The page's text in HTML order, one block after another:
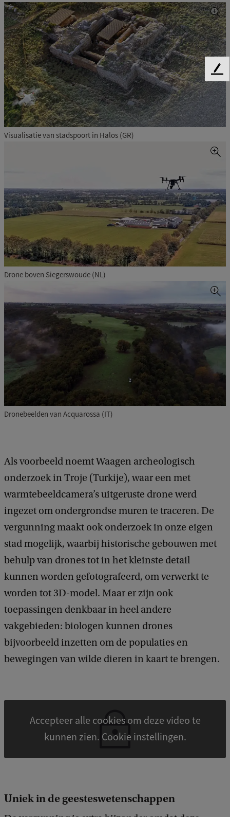
Visualisatie van stadspoort in Halos (GR)
Drone boven Siegerswoude (NL)
Dronebeelden van Acquarossa (IT)
Als voorbeeld noemt Waagen archeologisch
onderzoek in Troje (Turkije), waar een met
warmtebeeldcamera’s uitgeruste drone werd
ingezet om ondergrondse muren te traceren. De
vergunning maakt ook onderzoek in onze eigen
stad mogelijk, waarbij historische gebouwen met
behulp van drones tot in het kleinste detail
kunnen worden gefotografeerd, om verwerkt te
worden tot 3D-model. Maar er zijn ook
toepassingen denkbaar in heel andere
vakgebieden: biologen kunnen drones
bijvoorbeeld inzetten om de populaties en
bewegingen van wilde dieren in kaart te brengen.
Accepteer alle cookies om deze video te
kunnen zien. Cookie instellingen.
Uniek in de geesteswetenschappen
F
e
e
d
b
k